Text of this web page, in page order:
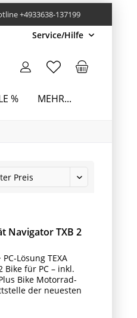
+4933638-137199
Service/Hilfe
% MEHR...
Navigator TXB 2
Lösung TEXA
Bike für PC – inkl.
Bike Motorrad-
der neuesten
Aufzeichnung
Der Navigator